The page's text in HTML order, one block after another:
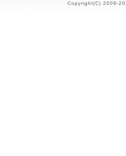
Copyright(C) 2009-